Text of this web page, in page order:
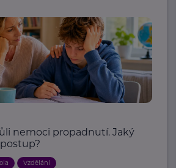
nemoci propadnutí. Jaký
Vzdělání